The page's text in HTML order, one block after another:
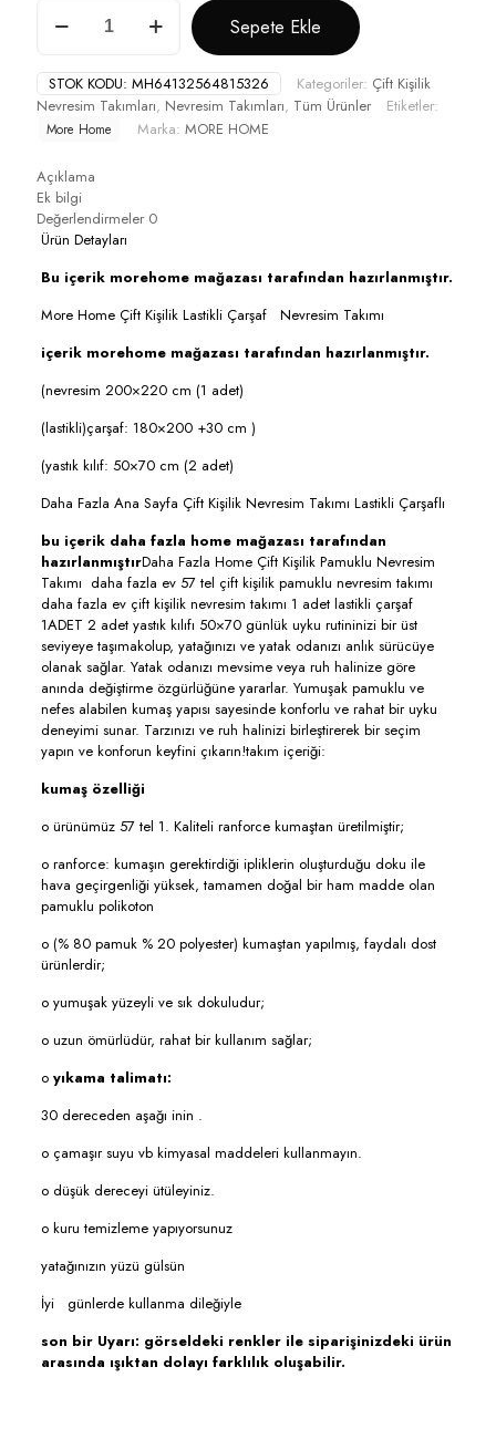
Home
Çarşaf
Çift
Kişilik
Nevresim
Motif
Desen
Antrazit
Siyah
adet
Sepete Ekle
STOK KODU: MH64132564815326 Kategoriler: Çift Kişilik
Nevresim Takımları, Nevresim Takımları, Tüm Ürünler Etiketler:
More Home Marka: MORE HOME
Açıklama
Ek bilgi
Değerlendirmeler 0
Ürün Detayları
Bu içerik morehome mağazası tarafından hazırlanmıştır.
More Home Çift Kişilik Lastikli Çarşaf Nevresim Takımı
içerik morehome mağazası tarafından hazırlanmıştır.
(nevresim 200×220 cm (1 adet)
(lastikli)çarşaf: 180×200 +30 cm )
(yastık kılıf: 50×70 cm (2 adet)
Daha Fazla Ana Sayfa Çift Kişilik Nevresim Takımı Lastikli Çarşaflı
bu içerik daha fazla home mağazası tarafından
hazırlanmıştırDaha Fazla Home Çift Kişilik Pamuklu Nevresim
Takımı daha fazla ev 57 tel çift kişilik pamuklu nevresim takımı
daha fazla ev çift kişilik nevresim takımı 1 adet lastikli çarşaf
1ADET 2 adet yastık kılıfı 50×70 günlük uyku rutininizi bir üst
seviyeye taşımakolup, yatağınızı ve yatak odanızı anlık sürücüye
olanak sağlar. Yatak odanızı mevsime veya ruh halinize göre
anında değiştirme özgürlüğüne yararlar. Yumuşak pamuklu ve
nefes alabilen kumaş yapısı sayesinde konforlu ve rahat bir uyku
deneyimi sunar. Tarzınızı ve ruh halinizi birleştirerek bir seçim
yapın ve konforun keyfini çıkarın!takım içeriği:
kumaş özelliği
o ürünümüz 57 tel 1. Kaliteli ranforce kumaştan üretilmiştir;
o ranforce: kumaşın gerektirdiği ipliklerin oluşturduğu doku ile
hava geçirgenliği yüksek, tamamen doğal bir ham madde olan
pamuklu polikoton
o (% 80 pamuk % 20 polyester) kumaştan yapılmış, faydalı dost
ürünlerdir;
o yumuşak yüzeyli ve sık dokuludur;
o uzun ömürlüdür, rahat bir kullanım sağlar;
o yıkama talimatı:
30 dereceden aşağı inin .
o çamaşır suyu vb kimyasal maddeleri kullanmayın.
o düşük dereceyi ütüleyiniz.
o kuru temizleme yapıyorsunuz
yatağınızın yüzü gülsün
İyi günlerde kullanma dileğiyle
son bir Uyarı: görseldeki renkler ile siparişinizdeki ürün
arasında ışıktan dolayı farklılık oluşabilir.